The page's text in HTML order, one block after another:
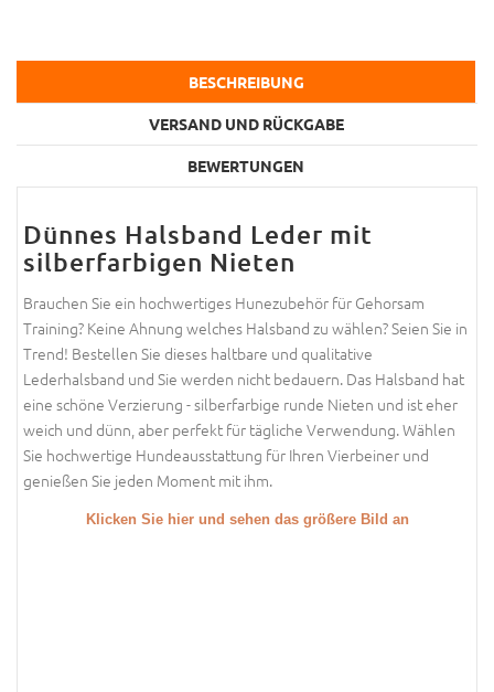
BESCHREIBUNG
VERSAND UND RÜCKGABE
BEWERTUNGEN
Dünnes Halsband Leder mit
silberfarbigen Nieten
Brauchen Sie ein hochwertiges Hunezubehör für Gehorsam
Training? Keine Ahnung welches Halsband zu wählen? Seien Sie in
Trend! Bestellen Sie dieses haltbare und qualitative
Lederhalsband und Sie werden nicht bedauern. Das Halsband hat
eine schöne Verzierung - silberfarbige runde Nieten und ist eher
weich und dünn, aber perfekt für tägliche Verwendung. Wählen
Sie hochwertige Hundeausstattung für Ihren Vierbeiner und
genießen Sie jeden Moment mit ihm.
Klicken Sie hier und sehen das größere Bild an